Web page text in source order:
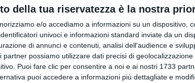
della tua riservatezza è la nostra
e/o accediamo a informazioni su un dispositivo,
univoci e informazioni standard inviate da un
di annunci e contenuti, analisi dell'audience e
possiamo utilizzare dati precisi di
Puoi fare clic per consentire a noi e ai nostri 1733
puoi accedere a informazioni più dettagliate e
annali. Ora, con la collaborazione concreta e
a termine questo lavoro di
i nostri 3 Comuni, di simile destino e
che stiamo liquidando».